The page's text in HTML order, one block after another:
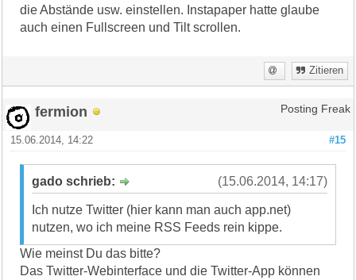
die Abstände usw. einstellen. Instapaper hatte glaube
auch einen Fullscreen und Tilt scrollen.
Zitieren
fermion Posting Freak
#15
15.06.2014, 14:22
(15.06.2014, 14:17)
gado schrieb:
Ich nutze Twitter (hier kann man auch app.net)
nutzen, wo ich meine RSS Feeds rein kippe.
Wie meinst Du das bitte?
Das Twitter-Webinterface und die Twitter-App können